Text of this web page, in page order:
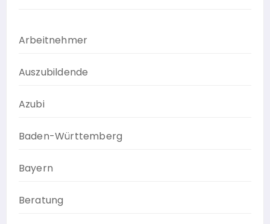
Arbeitnehmer
Auszubildende
Azubi
Baden-Württemberg
Bayern
Beratung